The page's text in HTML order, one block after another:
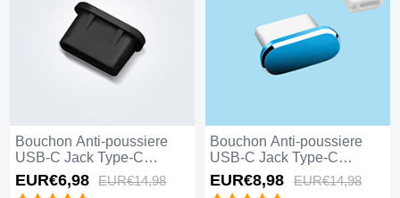
Bouchon Anti-poussiere
USB-C Jack Type-C
Universel H11 pour Apple
iPhone 15 Pro Noir
EUR€6,98 EUR€14,98
Bouchon Anti-poussiere
USB-C Jack Type-C
Universel H10 pour Apple
iPhone 15 Pro Bleu
EUR€8,98 EUR€14,98